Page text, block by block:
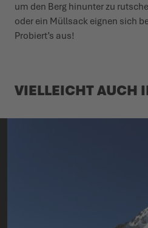
um den Berg hinunter zu
oder ein Müllsack eignen sich
Probiert’s aus!
VIEL­LEICHT AUCH